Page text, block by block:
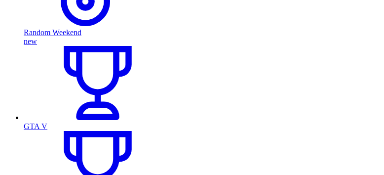
Random Weekend
new
GTA V